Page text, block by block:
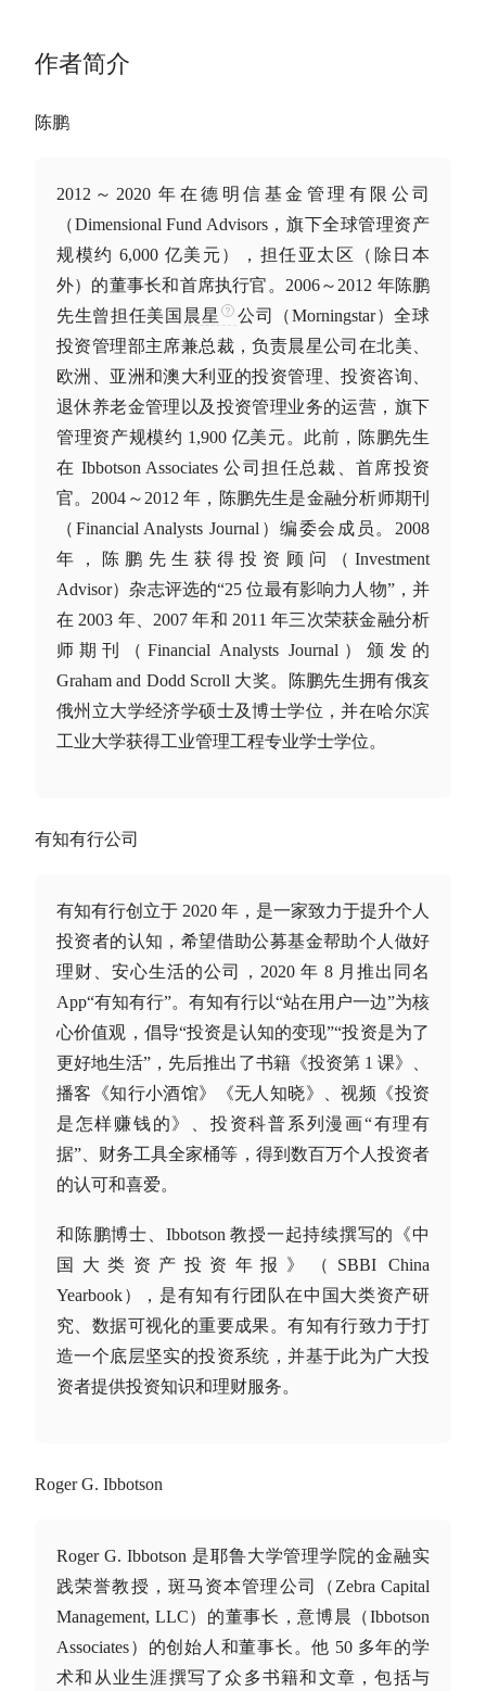
作者简介
陈鹏
2012～2020 年在德明信基金管理有限公司
（Dimensional Fund Advisors，旗下全球管理资产
规模约 6,000 亿美元），担任亚太区（除日本
外）的董事长和首席执行官。2006～2012 年陈鹏
先生曾担任美国 晨星
公司（Morningstar）全球
投资管理部主席兼总裁，负责晨星公司在北美、
欧洲、亚洲和澳大利亚的投资管理、投资咨询、
退休养老金管理以及投资管理业务的运营，旗下
管理资产规模约 1,900 亿美元。此前，陈鹏先生
在 Ibbotson Associates 公司担任总裁、首席投资
官。2004～2012 年，陈鹏先生是金融分析师期刊
（Financial Analysts Journal）编委会成员。2008
年，陈鹏先生获得投资顾问（Investment
Advisor）杂志评选的“25 位最有影响力人物”，并
在 2003 年、2007 年和 2011 年三次荣获金融分析
师期刊（Financial Analysts Journal）颁发的
Graham and Dodd Scroll 大奖。陈鹏先生拥有俄亥
俄州立大学经济学硕士及博士学位，并在哈尔滨
工业大学获得工业管理工程专业学士学位。
有知有行公司
有知有行创立于 2020 年，是一家致力于提升个人
投资者的认知，希望借助公募基金帮助个人做好
理财、安心生活的公司，2020 年 8 月推出同名
App“有知有行”。有知有行以“站在用户一边”为核
心价值观，倡导“投资是认知的变现”“投资是为了
更好地生活”，先后推出了书籍《投资第 1 课》、
播客《知行小酒馆》《无人知晓》、视频《投资
是怎样赚钱的》、投资科普系列漫画“有理有
据”、财务工具全家桶等，得到数百万个人投资者
的认可和喜爱。
和陈鹏博士、Ibbotson 教授一起持续撰写的《中
国 大类资产 投资年报》（SBBI China
Yearbook），是有知有行团队在中国 大类资产研
究、数据可视化的重要成果。有知有行致力于打
造一个底层坚实的投资系统，并基于此为广大投
资者提供投资知识和理财服务。
Roger G. Ibbotson
Roger G. Ibbotson 是耶鲁大学管理学院的金融实
践荣誉教授，斑马资本管理公司（Zebra Capital
Management, LLC）的董事长，意博晨（Ibbotson
Associates）的创始人和董事长。他 50 多年的学
术和从业生涯撰写了众多书籍和文章，包括与